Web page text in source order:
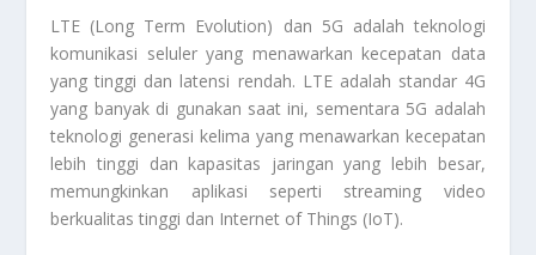
LTE (Long Term Evolution) dan 5G adalah teknologi
komunikasi seluler yang menawarkan kecepatan data
yang tinggi dan latensi rendah. LTE adalah standar 4G
yang banyak di gunakan saat ini, sementara 5G adalah
teknologi generasi kelima yang menawarkan kecepatan
lebih tinggi dan kapasitas jaringan yang lebih besar,
memungkinkan aplikasi seperti streaming video
berkualitas tinggi dan Internet of Things (IoT).